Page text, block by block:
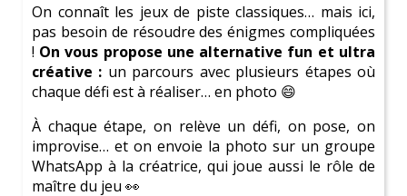
Découvre desuperbes activités
Consulte notreblog complet
Amuse-toi avec letest de personnalité
On connaît les jeux de piste classiques… mais ici,
pas besoin de résoudre des énigmes compliquées
! On vous propose une alternative fun et ultra
créative : un parcours avec plusieurs étapes où
chaque défi est à réaliser… en photo 😄
À chaque étape, on relève un défi, on pose, on
improvise… et on envoie la photo sur un groupe
WhatsApp à la créatrice, qui joue aussi le rôle de
maître du jeu 👀